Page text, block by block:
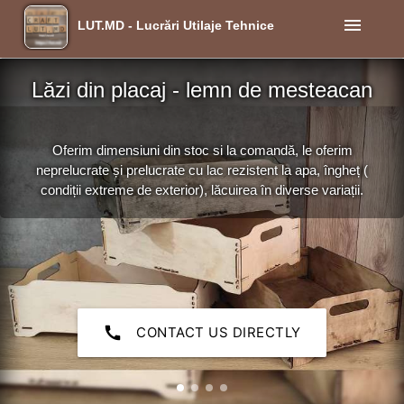
LUT.MD - Lucrări Utilaje Tehnice menu
call CONTACT US DIRECTLY
Lăzi din placaj - lemn de mesteacan
Oferim dimensiuni din stoc si la comandă, le oferim
neprelucrate și prelucrate cu lac rezistent la apa, îngheț (
condiții extreme de exterior), lăcuirea în diverse variații.